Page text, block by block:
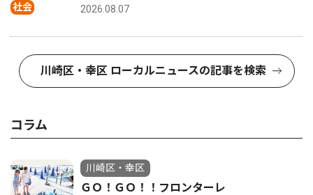
社会 2026.08.07
川崎区・幸区 ローカルニュースの記事を検索
コラム
川崎区・幸区
ＧＯ！ＧＯ！！フロンターレ